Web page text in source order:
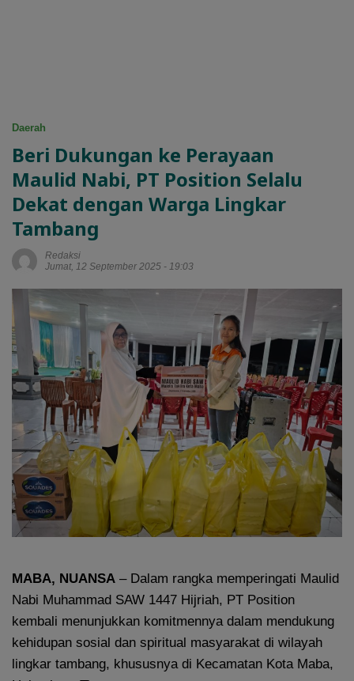
Daerah
Beri Dukungan ke Perayaan
Maulid Nabi, PT Position Selalu
Dekat dengan Warga Lingkar
Tambang
Redaksi
Jumat, 12 September 2025 - 19:03
MABA, NUANSA – Dalam rangka memperingati Maulid
Nabi Muhammad SAW 1447 Hijriah, PT Position
kembali menunjukkan komitmennya dalam mendukung
kehidupan sosial dan spiritual masyarakat di wilayah
lingkar tambang, khususnya di Kecamatan Kota Maba,